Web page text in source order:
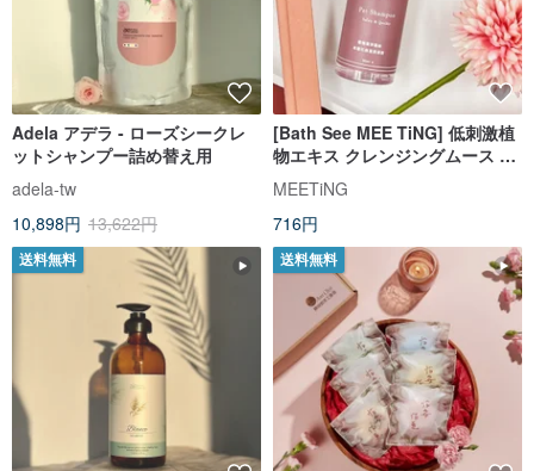
Adela アデラ - ローズシークレ
ットシャンプー詰め替え用
adela-tw
10,898円 13,622円
[Bath See MEE TiNG] 低刺激植
物エキス クレンジングムース 保
湿携帯ボトル 50ml
MEETiNG
716円
送料無料 送料無料